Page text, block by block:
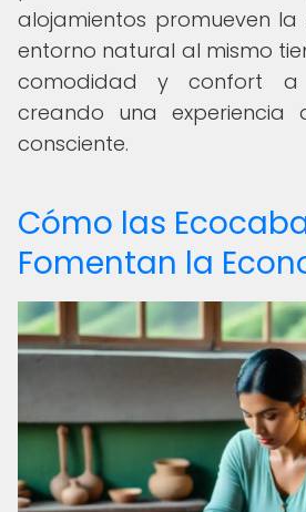
alojamientos promueven la
entorno natural al mismo
comodidad y confort a
creando una experiencia
consciente.
Cómo las
Fomentan la